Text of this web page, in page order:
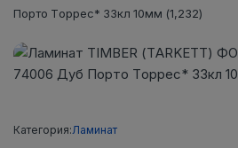
Порто Торрес* 33кл 10мм (1,232)
Категория:Ламинат